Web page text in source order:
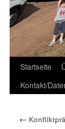
Zum
Inhalt
Startseite
Kontakt/
←